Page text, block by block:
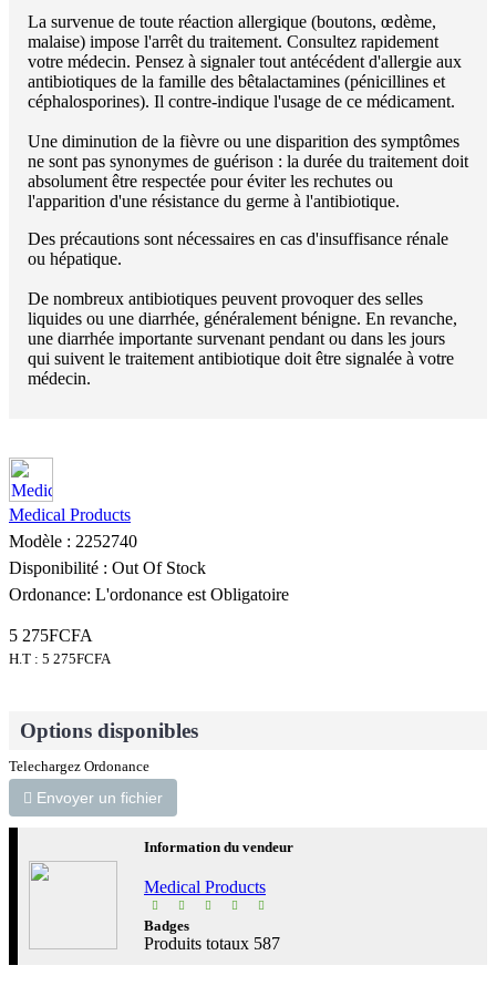
La survenue de toute réaction allergique (boutons, œdème,
malaise) impose l'arrêt du traitement. Consultez rapidement
votre médecin. Pensez à signaler tout antécédent d'allergie aux
antibiotiques de la famille des bêtalactamines (pénicillines et
céphalosporines). Il contre-indique l'usage de ce médicament.
Une diminution de la fièvre ou une disparition des symptômes
ne sont pas synonymes de guérison : la durée du traitement doit
absolument être respectée pour éviter les rechutes ou
l'apparition d'une résistance du germe à l'antibiotique.
Des précautions sont nécessaires en cas d'insuffisance rénale
ou hépatique.
De nombreux antibiotiques peuvent provoquer des selles
liquides ou une diarrhée, généralement bénigne. En revanche,
une diarrhée importante survenant pendant ou dans les jours
qui suivent le traitement antibiotique doit être signalée à votre
médecin.
Medical Products
Modèle : 2252740
Disponibilité : Out Of Stock
Ordonance: L'ordonance est Obligatoire
5 275FCFA
H.T : 5 275FCFA
Options disponibles
Telechargez Ordonance
Envoyer un fichier
Information du vendeur
Medical Products
Badges
Produits totaux 587